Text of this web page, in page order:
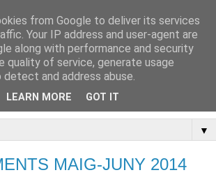
del Club
Porreres
a Porreres
▼
MAIG-JUNY 2014
from Google to deliver its services
Your IP address and user-agent are
along with performance and security
quality of service, generate usage
and address abuse.
LEARN MORE GOT IT